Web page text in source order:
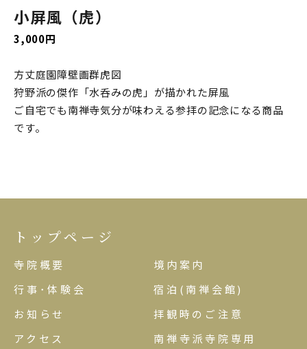
小屏風（虎）
3,000円
方丈庭園障壁画群虎図
狩野派の傑作「水呑みの虎」が描かれた屏風
ご自宅でも南禅寺気分が味わえる参拝の記念になる商品
です。
トップページ
寺院概要
境内案内
行事･体験会
宿泊(南禅会館)
お知らせ
拝観時のご注意
アクセス
南禅寺派寺院専用